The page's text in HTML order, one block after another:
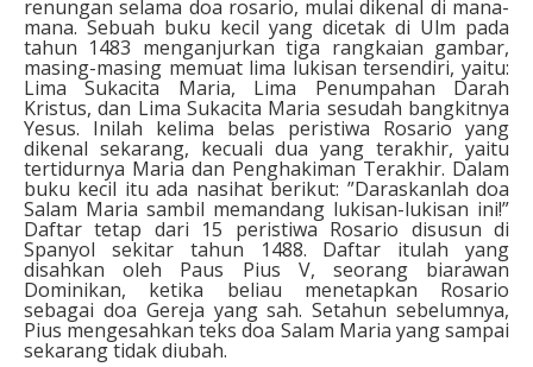
renungan selama doa rosario, mulai dikenal di mana-
mana. Sebuah buku kecil yang dicetak di Ulm pada
tahun 1483 menganjurkan tiga rangkaian gambar,
masing-masing memuat lima lukisan tersendiri, yaitu:
Lima Sukacita Maria, Lima Penumpahan Darah
Kristus, dan Lima Sukacita Maria sesudah bangkitnya
Yesus. Inilah kelima belas peristiwa Rosario yang
dikenal sekarang, kecuali dua yang terakhir, yaitu
tertidurnya Maria dan Penghakiman Terakhir. Dalam
buku kecil itu ada nasihat berikut: ”Daraskanlah doa
Salam Maria sambil memandang lukisan-lukisan ini!”
Daftar tetap dari 15 peristiwa Rosario disusun di
Spanyol sekitar tahun 1488. Daftar itulah yang
disahkan oleh Paus Pius V, seorang biarawan
Dominikan, ketika beliau menetapkan Rosario
sebagai doa Gereja yang sah. Setahun sebelumnya,
Pius mengesahkan teks doa Salam Maria yang sampai
sekarang tidak diubah.